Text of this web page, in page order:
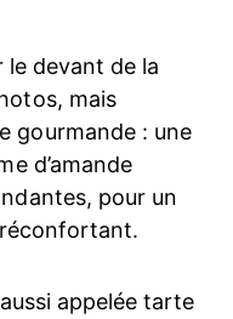
le devant de la
mais
gourmande : une
d’amande
pour un
appelée tarte